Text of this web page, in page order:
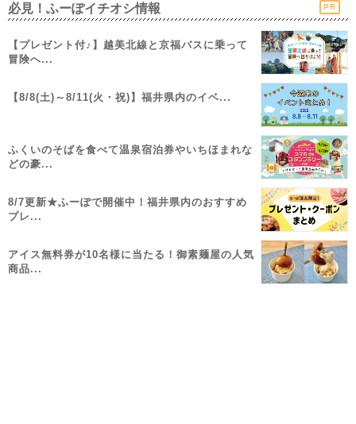
必見！ふーぽイチオシ情報 PR
【プレゼント付♪】越美北線と京福バスに乗って
冒険へ...
【8/8(土)～8/11(火・祝)】福井県内のイベ...
ふくいのそばを食べて温泉宿泊券やいちほまれな
どの豪...
8/7更新★ふーぽで開催中！福井県内のおすすめ
プレ...
アイス無料券が10名様に当たる！御素麺屋の人気
商品...